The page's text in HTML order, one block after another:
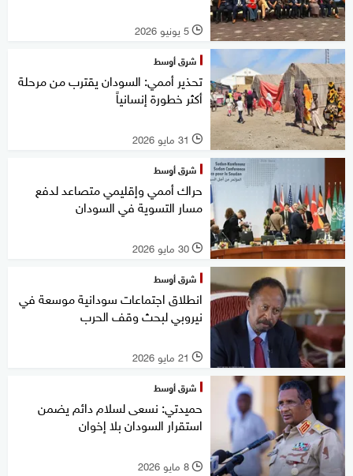
l 5 يونيو 2026
شرق أوسط
تحذير أممي: السودان يقترب من مرحلة
أكثر خطورة إنسانياً
l 31 مايو 2026
شرق أوسط
حراك أممي وإقليمي متصاعد لدفع
مسار التسوية في السودان
l 30 مايو 2026
شرق أوسط
انطلاق اجتماعات سودانية موسعة في
نيروبي لبحث وقف الحرب
l 21 مايو 2026
شرق أوسط
حميدتي: نسعى لسلام دائم يضمن
استقرار السودان بلا إخوان
l 8 مايو 2026